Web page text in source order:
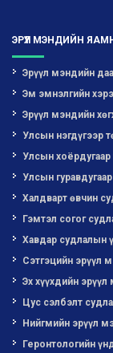
ЭРҮҮЛ МЭНДИЙН
Эрүүл мэндийн
Эм эмнэлгийн
Эрүүл мэндийн
Улсын нэгдүгээр
Улсын хоёрдугаар
Улсын
Халдварт өвчин
Гэмтэл согог
Хавдар судлалын
Сэтгэцийн эрүүл
Эх хүүхдийн
Цус сэлбэлт
Нийгмийн эрүүл
Геронтологийн